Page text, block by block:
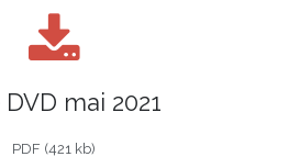
mai 2021
PDF (421 kb)